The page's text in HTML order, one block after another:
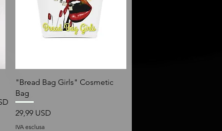
Vista rapida
"Bread Bag Girls" Cosmetic
Bag
Prezzo
29,99 USD
IVA esclusa